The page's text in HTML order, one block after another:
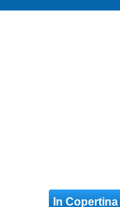
In Copertina